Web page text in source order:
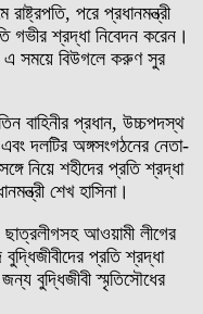
পরে প্রধানমন্ত্রী
গভীর শ্রদ্ধা নিবেদন করেন।
এ সময়ে বিউগলে করুণ সুর
বাহিনীর প্রধান, উচ্চপদস্থ
দলটির অঙ্গসংগঠনের নেতা-
নিয়ে শহীদের প্রতি শ্রদ্ধা
শেখ হাসিনা।
ছাত্রলীগসহ আওয়ামী লীগের
প্রতি শ্রদ্ধা
বুদ্ধিজীবী স্মৃতিসৌধের